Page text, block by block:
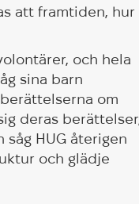
att framtiden, hur
och hela
sina barn
om
deras berättelser,
HUG återigen
och glädje